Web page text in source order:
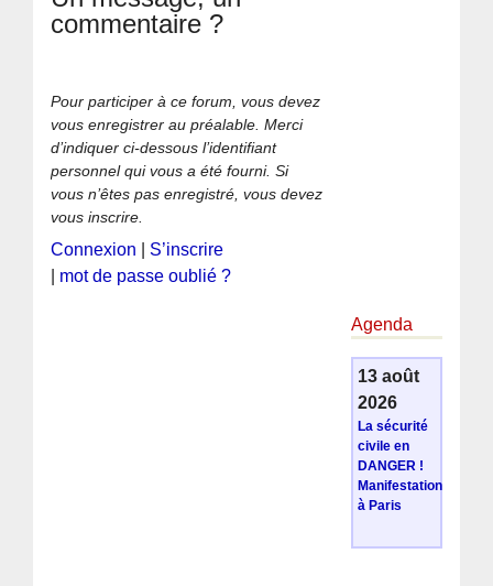
commentaire ?
Pour participer à ce forum, vous devez
vous enregistrer au préalable. Merci
d’indiquer ci-dessous l’identifiant
personnel qui vous a été fourni. Si
vous n’êtes pas enregistré, vous devez
vous inscrire.
Connexion
S’inscrire
mot de passe oublié ?
Agenda
13 août
2026
La sécurité
civile en
DANGER !
Manifestation
à Paris